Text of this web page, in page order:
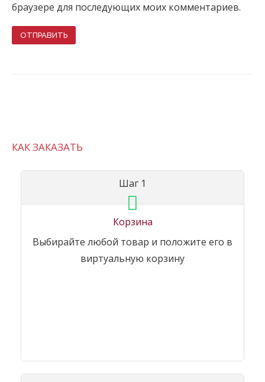
браузере для последующих моих комментариев.
КАК ЗАКАЗАТЬ
Шаг 1
Корзина
Выбирайте любой товар и положите его в
виртуальную корзину